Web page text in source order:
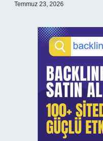
Temmuz 23, 2026